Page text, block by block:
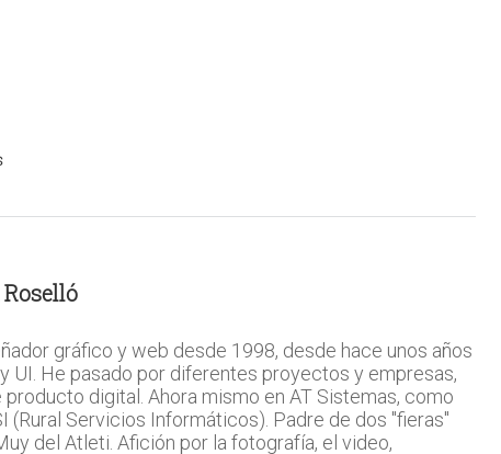
gráfico y web desde 1998, desde hace unos años
UI. He pasado por diferentes proyectos y empresas,
digital. Ahora mismo en AT Sistemas, como
(Rural Servicios Informáticos). Padre de dos "fieras"
del Atleti. Afición por la fotografía, el video,